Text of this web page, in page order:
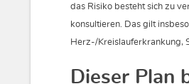
das Risiko besteht sich zu
konsultieren. Das gilt
Herz-/Kreislauferkrankung,
Dieser Plan